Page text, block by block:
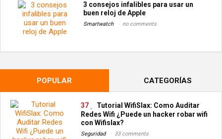
3 consejos infalibles para usar un
buen reloj de Apple
Smartwatch no comments
POPULAR CATEGORÍAS
37
Tutorial WifiSlax: Como Auditar
Redes Wifi ¿Puede un hacker robar wifi
con Wifislax?
Seguridad 33 comments